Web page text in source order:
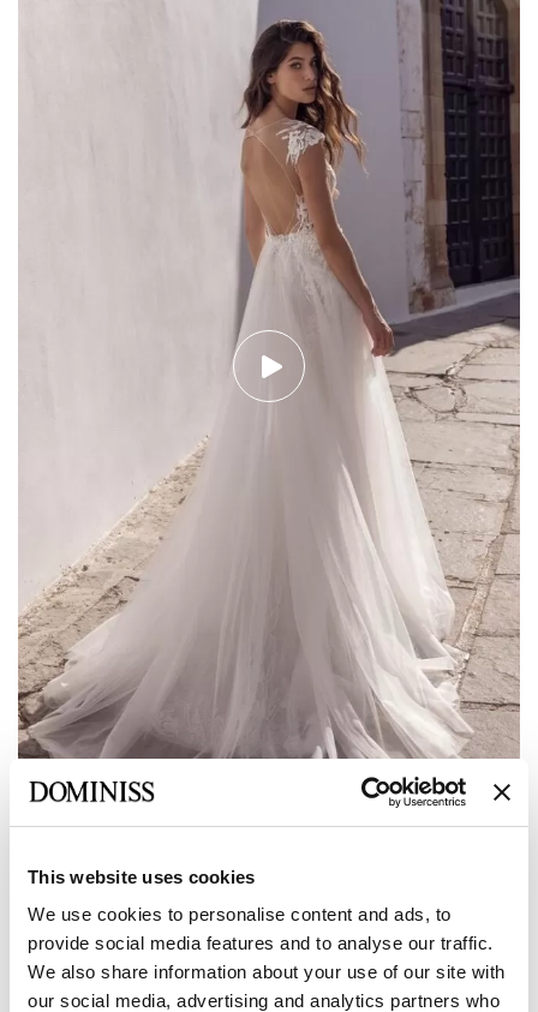
This website uses cookies
We use cookies to personalise content and ads, to
provide social media features and to analyse our traffic.
We also share information about your use of our site with
our social media, advertising and analytics partners who
LITE
SIDY Abito da sposa a trapezio in tulle
con maniche arricciate